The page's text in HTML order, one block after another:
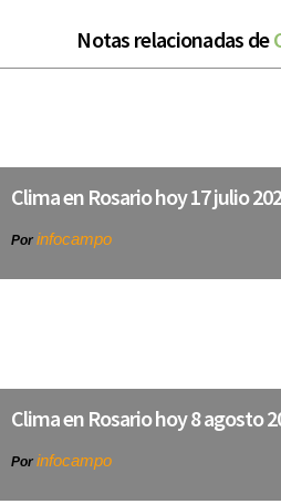
Notas relacionadas de
Clima en Rosario hoy 17 julio
Por infocampo
Clima en Rosario hoy 8 agosto
Por infocampo